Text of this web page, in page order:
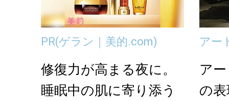
PR(ゲラン｜美的.com)
修復力が高まる夜に。
睡眠中の肌に寄り添う
アー
ア
の